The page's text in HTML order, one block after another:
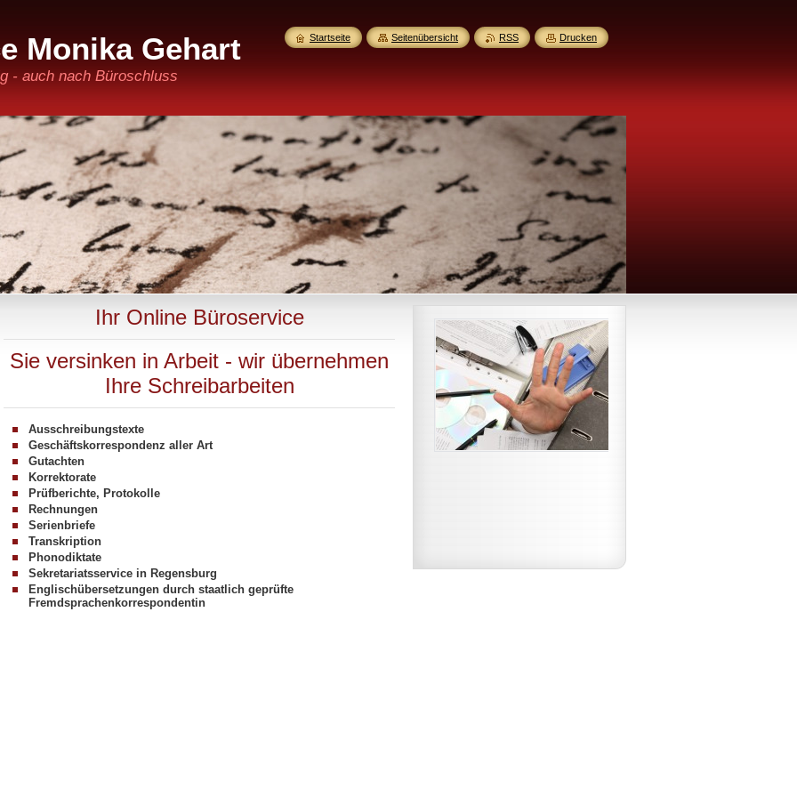
Monika Gehart
- auch nach Büroschluss
Ihr Online Büroservice
Sie versinken in Arbeit - wir übernehmen
Ihre Schreibarbeiten
Ausschreibungstexte
Geschäftskorrespondenz aller Art
Gutachten
Korrektorate
Prüfberichte, Protokolle
Rechnungen
Serienbriefe
Transkription
Phonodiktate
Sekretariatsservice in Regensburg
Englischübersetzungen durch staatlich geprüfte
Fremdsprachenkorrespondentin
Startseite Seitenübersicht RSS Drucken